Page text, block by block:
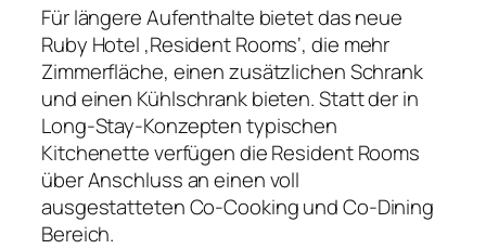
Für längere Aufenthalte bietet das neue
Ruby Hotel ‚Resident Rooms‘, die mehr
Zimmerfläche, einen zusätzlichen Schrank
und einen Kühlschrank bieten. Statt der in
Long-Stay-Konzepten typischen
Kitchenette verfügen die Resident Rooms
über Anschluss an einen voll
ausgestatteten Co-Cooking und Co-Dining
Bereich.